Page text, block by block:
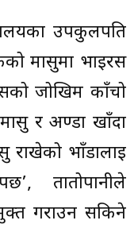
उपकुलपति
मासुमा भाइरस
जोखिम काँचो
र अण्डा खाँदा
राखेको भाँडालाई
तातोपानीले
गराउन सकिने